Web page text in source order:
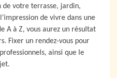
de votre terrasse, jardin,
de vivre dans une
A à Z, vous aurez un résultat
Fixer un rendez-vous pour
ainsi que le